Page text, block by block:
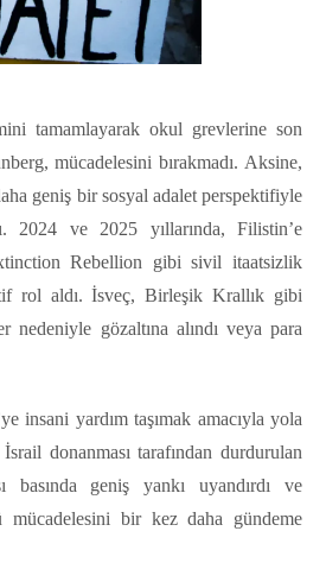
tamamlayarak okul grevlerine son
mücadelesini bırakmadı. Aksine,
geniş bir sosyal adalet perspektifiyle
2024 ve 2025 yıllarında, Filistin’e
Rebellion gibi sivil itaatsizlik
rol aldı. İsveç, Birleşik Krallık gibi
nedeniyle gözaltına alındı veya para
insani yardım taşımak amacıyla yola
donanması tarafından durdurulan
basında geniş yankı uyandırdı ve
mücadelesini bir kez daha gündeme